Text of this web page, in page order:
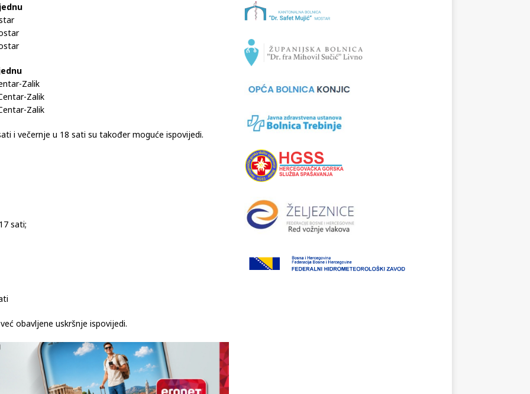
Zalik
Zalik
Zalik
i večernje u 18 sati su također moguće ispovijedi.
sati;
obavljene uskršnje ispovijedi.